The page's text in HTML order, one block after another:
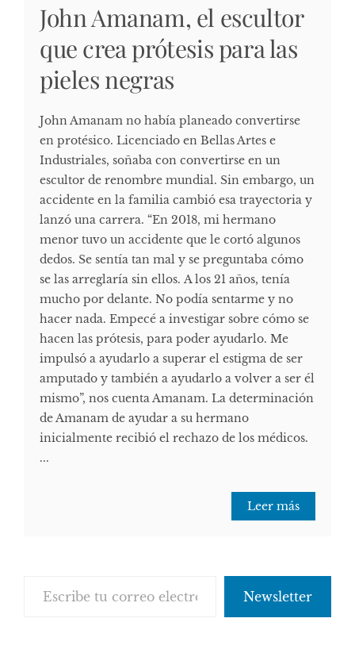
John Amanam, el escultor
que crea prótesis para las
pieles negras
John Amanam no había planeado convertirse
en protésico. Licenciado en Bellas Artes e
Industriales, soñaba con convertirse en un
escultor de renombre mundial. Sin embargo, un
accidente en la familia cambió esa trayectoria y
lanzó una carrera. “En 2018, mi hermano
menor tuvo un accidente que le cortó algunos
dedos. Se sentía tan mal y se preguntaba cómo
se las arreglaría sin ellos. A los 21 años, tenía
mucho por delante. No podía sentarme y no
hacer nada. Empecé a investigar sobre cómo se
hacen las prótesis, para poder ayudarlo. Me
impulsó a ayudarlo a superar el estigma de ser
amputado y también a ayudarlo a volver a ser él
mismo”, nos cuenta Amanam. La determinación
de Amanam de ayudar a su hermano
inicialmente recibió el rechazo de los médicos.
...
Leer más
Newsletter